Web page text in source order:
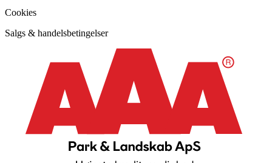
Cookies
Salgs & handelsbetingelser